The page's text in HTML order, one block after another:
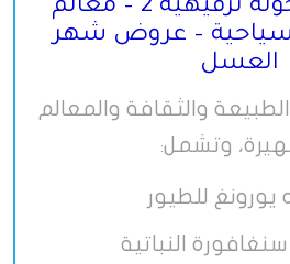
اليوم الرابع: جولة ترفيهية 2 – معالم
– عروض شهر
العسل
والثقافة والمعالم
وتشمل:
يورونغ للطيور
النباتية